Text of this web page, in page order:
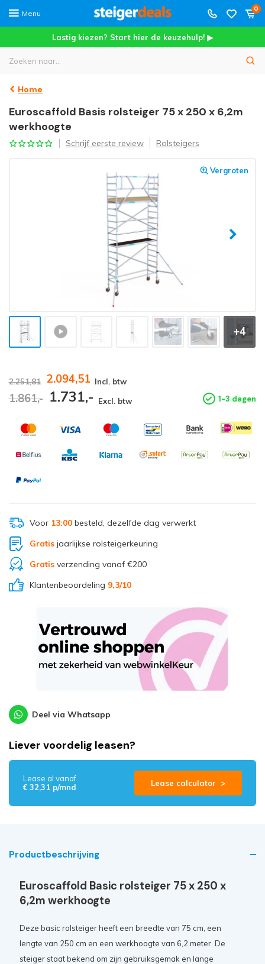
Menu
0
Lastig kiezen? Start hier de keuzehulp! ▶
Home
Euroscaffold Basis rolsteiger 75 x 250 x 6,2m
werkhoogte
Schrijf eerste review Rolsteigers
Vergroten
+4
2.251,81 2.094,51 Incl. btw
1.861,- 1.731,- Excl. btw 1-3 dagen
Voor 13:00besteld, dezelfde dag verwerkt
Gratisjaarlijkse rolsteigerkeuring
Gratisverzending vanaf €200
Klantenbeoordeling 9,3/10
Deel via Whatsapp
Liever voordelig leasen?
Lease al vanaf
€ 32,31 p/mnd
Lease calculator >
Productbeschrijving
Euroscaffold Basic rolsteiger 75 x 250 x
6,2m werkhoogte
Deze basic rolsteiger heeft een breedte van 75 cm, een
lengte van 250 cm en een werkhoogte van 6,2 meter. De
steiger staat bekend om zijn gebruiksgemak en lange